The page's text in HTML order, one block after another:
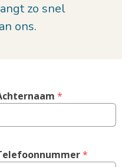
zo snel
ons.
*
*